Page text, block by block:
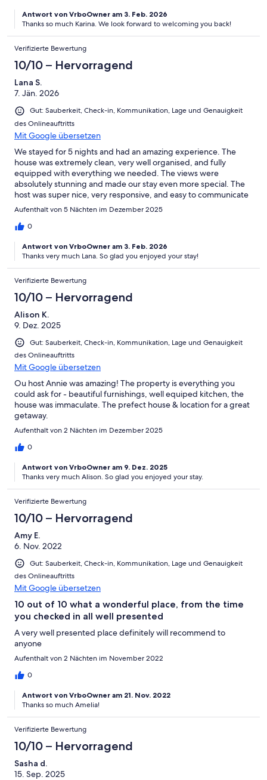
Antwort von VrboOwner am 3. Feb. 2026
Thanks so much Karina. We look forward to welcoming you back!
Verifizierte Bewertung
10/10 – Hervorragend
Lana S.
7. Jän. 2026
Gut: Sauberkeit, Check-in, Kommunikation, Lage und Genauigkeit
des Onlineauftritts
Mit Google übersetzen
We stayed for 5 nights and had an amazing experience. The
house was extremely clean, very well organised, and fully
equipped with everything we needed. The views were
absolutely stunning and made our stay even more special. The
host was super nice, very responsive, and easy to communicate
with. We couldn’t have asked for a better stay and would highly
Aufenthalt von 5 Nächten im Dezember 2025
0
Antwort von VrboOwner am 3. Feb. 2026
Thanks very much Lana. So glad you enjoyed your stay!
Verifizierte Bewertung
10/10 – Hervorragend
Alison K.
9. Dez. 2025
Gut: Sauberkeit, Check-in, Kommunikation, Lage und Genauigkeit
des Onlineauftritts
Mit Google übersetzen
Ou host Annie was amazing! The property is everything you
could ask for - beautiful furnishings, well equiped kitchen, the
house was immaculate. The prefect house & location for a great
getaway.
Aufenthalt von 2 Nächten im Dezember 2025
0
Antwort von VrboOwner am 9. Dez. 2025
Thanks very much Alison. So glad you enjoyed your stay.
Verifizierte Bewertung
10/10 – Hervorragend
Amy E.
6. Nov. 2022
Gut: Sauberkeit, Check-in, Kommunikation, Lage und Genauigkeit
des Onlineauftritts
Mit Google übersetzen
10 out of 10 what a wonderful place, from the time
you checked in all well presented
A very well presented place definitely will recommend to
anyone
Aufenthalt von 2 Nächten im November 2022
0
Antwort von VrboOwner am 21. Nov. 2022
Thanks so much Amelia!
Verifizierte Bewertung
10/10 – Hervorragend
Sasha d.
15. Sep. 2025